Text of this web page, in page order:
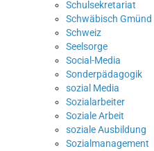
Schulsekretariat
Schwäbisch Gmünd
Schweiz
Seelsorge
Social-Media
Sonderpädagogik
sozial Media
Sozialarbeiter
Soziale Arbeit
soziale Ausbildung
Sozialmanagement